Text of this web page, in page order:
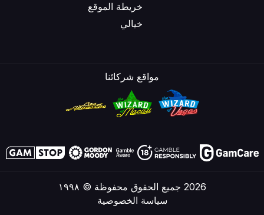
خريطة الموقع
خيالي
مواقع شركائنا
2026 جميع الحقوق محفوظة © ١٩٩٨
سياسة الخصوصية